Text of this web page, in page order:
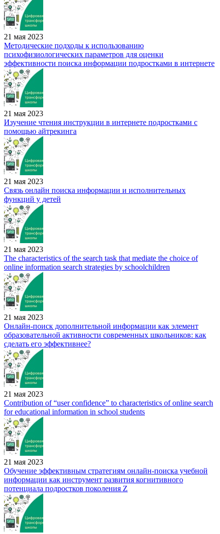
21 мая 2023
Методические подходы к использованию
психофизиологических параметров для оценки
эффективности поиска информации подростками в интернете
21 мая 2023
Изучение чтения инструкции в интернете подростками с
помощью айтрекинга
21 мая 2023
Связь онлайн поиска информации и исполнительных
функций у детей
21 мая 2023
The characteristics of the search task that mediate the choice of
online information search strategies by schoolchildren
21 мая 2023
Онлайн-поиск дополнительной информации как элемент
образовательной активности современных школьников: как
сделать его эффективнее?
21 мая 2023
Contribution of “user confidence” to characteristics of online search
for educational information in school students
21 мая 2023
Обучение эффективным стратегиям онлайн-поиска учебной
информации как инструмент развития когнитивного
потенциала подростков поколения Z